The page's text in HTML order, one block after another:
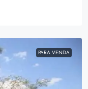
PARA VENDA